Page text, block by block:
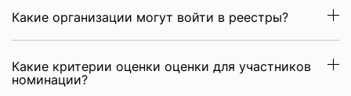
Какие организации могут войти в реестры?
Какие критерии оценки оценки для участников
номинации?